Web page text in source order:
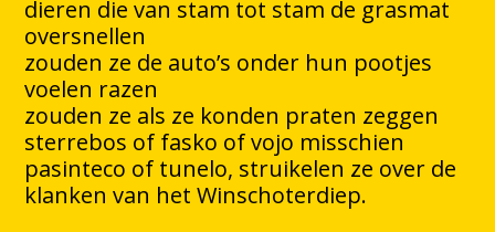
dieren die van stam tot stam de grasmat
oversnellen
zouden ze de auto’s onder hun pootjes
voelen razen
zouden ze als ze konden praten zeggen
sterrebos of fasko of vojo misschien
pasinteco of tunelo, struikelen ze over de
klanken van het Winschoterdiep.